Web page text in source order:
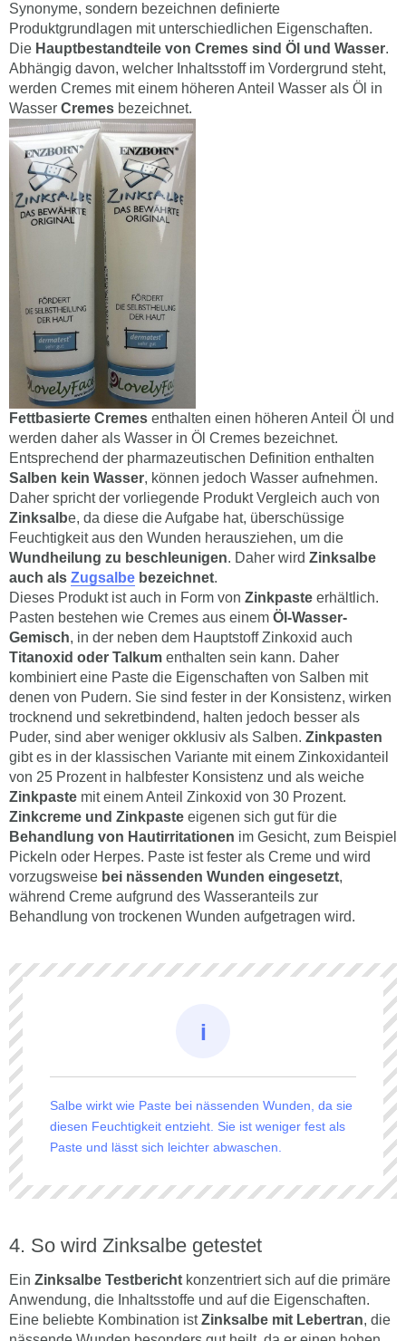
Synonyme, sondern bezeichnen definierte
Produktgrundlagen mit unterschiedlichen Eigenschaften.
Die Hauptbestandteile von Cremes sind Öl und Wasser.
Abhängig davon, welcher Inhaltsstoff im Vordergrund steht,
werden Cremes mit einem höheren Anteil Wasser als Öl in
Wasser Cremes bezeichnet.
Fettbasierte Cremes enthalten einen höheren Anteil Öl und
werden daher als Wasser in Öl Cremes bezeichnet.
Entsprechend der pharmazeutischen Definition enthalten
Salben kein Wasser, können jedoch Wasser aufnehmen.
Daher spricht der vorliegende Produkt Vergleich auch von
Zinksalbe, da diese die Aufgabe hat, überschüssige
Feuchtigkeit aus den Wunden herausziehen, um die
Wundheilung zu beschleunigen. Daher wird Zinksalbe
auch als Zugsalbe bezeichnet.
Dieses Produkt ist auch in Form von Zinkpaste erhältlich.
Pasten bestehen wie Cremes aus einem Öl-Wasser-
Gemisch, in der neben dem Hauptstoff Zinkoxid auch
Titanoxid oder Talkum enthalten sein kann. Daher
kombiniert eine Paste die Eigenschaften von Salben mit
denen von Pudern. Sie sind fester in der Konsistenz, wirken
trocknend und sekretbindend, halten jedoch besser als
Puder, sind aber weniger okklusiv als Salben. Zinkpasten
gibt es in der klassischen Variante mit einem Zinkoxidanteil
von 25 Prozent in halbfester Konsistenz und als weiche
Zinkpaste mit einem Anteil Zinkoxid von 30 Prozent.
Zinkcreme und Zinkpaste eigenen sich gut für die
Behandlung von Hautirritationen im Gesicht, zum Beispiel
Pickeln oder Herpes. Paste ist fester als Creme und wird
vorzugsweise bei nässenden Wunden eingesetzt,
während Creme aufgrund des Wasseranteils zur
Behandlung von trockenen Wunden aufgetragen wird.
Salbe wirkt wie Paste bei nässenden Wunden, da sie
diesen Feuchtigkeit entzieht. Sie ist weniger fest als
Paste und lässt sich leichter abwaschen.
So wird Zinksalbe getestet
Ein Zinksalbe Testbericht konzentriert sich auf die primäre
Anwendung, die Inhaltsstoffe und auf die Eigenschaften.
Eine beliebte Kombination istZinksalbe mit Lebertran, die